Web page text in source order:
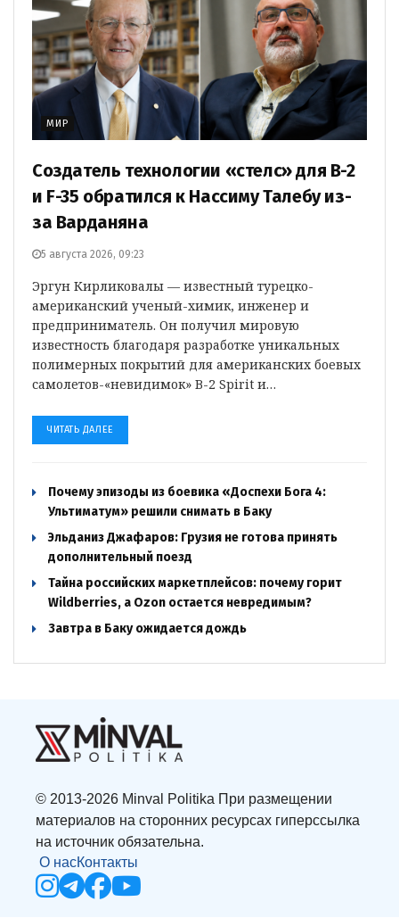
МИР
Создатель технологии «стелс» для B-2
и F-35 обратился к Нассиму Талебу из-
за Варданяна
5 августа 2026, 09:23
Эргун Кирликовалы — известный турецко-
американский ученый-химик, инженер и
предприниматель. Он получил мировую
известность благодаря разработке уникальных
полимерных покрытий для американских боевых
самолетов-«невидимок» B-2 Spirit и…
ЧИТАТЬ ДАЛЕЕ
Почему эпизоды из боевика «Доспехи Бога 4:
Ультиматум» решили снимать в Баку
Эльданиз Джафаров: Грузия не готова принять
дополнительный поезд
Тайна российских маркетплейсов: почему горит
Wildberries, а Ozon остается невредимым?
Завтра в Баку ожидается дождь
© 2013-2026 Minval Politika При размещении
материалов на сторонних ресурсах гиперссылка
на источник обязательна.
О насКонтакты